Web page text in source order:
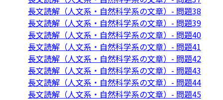
長文読解（人文系・自然科学系の文章）- 問題38
長文読解（人文系・自然科学系の文章）- 問題39
長文読解（人文系・自然科学系の文章）- 問題40
長文読解（人文系・自然科学系の文章）- 問題41
長文読解（人文系・自然科学系の文章）- 問題42
長文読解（人文系・自然科学系の文章）- 問題43
長文読解（人文系・自然科学系の文章）- 問題44
長文読解（人文系・自然科学系の文章）- 問題45